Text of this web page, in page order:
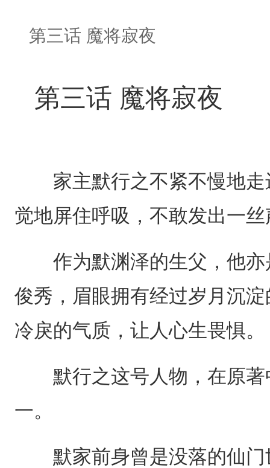
第三话 魔将寂夜
第三话 魔将寂夜
家主默行之不紧不慢地走
觉地屏住呼吸，不敢发出一
作为默渊泽的生父，他亦
俊秀，眉眼拥有经过岁月沉
冷戾的气质，让人心生畏惧。
默行之这号人物，在原著
一。
默家前身曾是没落的仙门